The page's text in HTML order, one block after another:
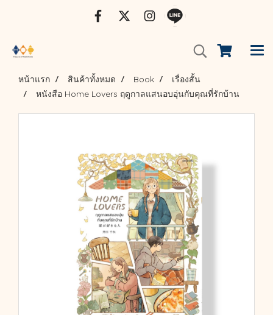
หน้าแรก สินค้าทั้งหมด Book
เรื่องสั้น
หนังสือ Home Lovers ฤดูกาลแสนอบอุ่นกับคุณที่รักบ้าน